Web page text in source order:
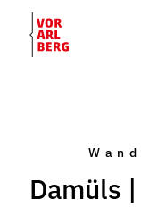
Damüls